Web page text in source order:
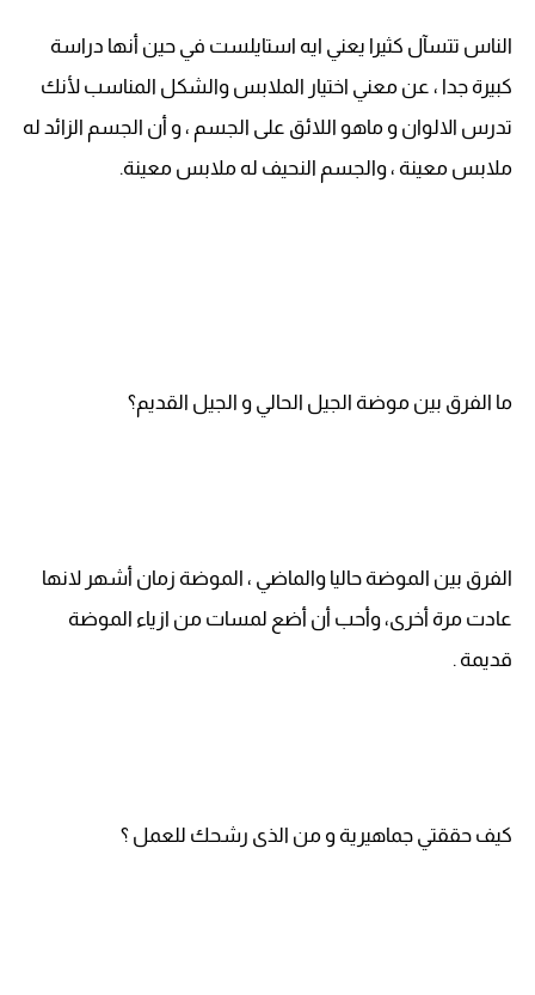
الناس تتسآل كثيرا يعني ايه استايلست في حين أنها دراسة
كبيرة جدا ، عن معني اختيار الملابس والشكل المناسب لأنك
تدرس الالوان و ماهو اللائق على الجسم ، و أن الجسم الزائد له
ملابس معينة ، والجسم النحيف له ملابس معينة.
ما الفرق بين موضة الجيل الحالي و الجيل القديم؟
الفرق بين الموضة حاليا والماضي ، الموضة زمان أشهر لانها
عادت مرة أخرى، وأحب أن أضع لمسات من ازياء الموضة
قديمة .
كيف حققتي جماهيرية و من الذى رشحك للعمل ؟